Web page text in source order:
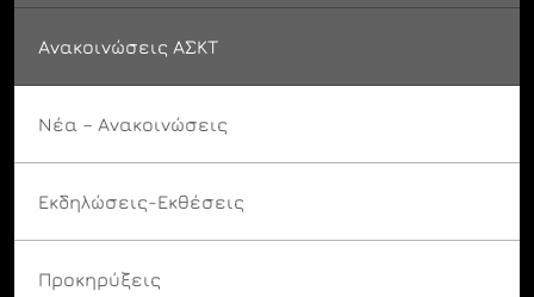
Ανακοινώσεις ΑΣΚΤ
Νέα – Ανακοινώσεις
Εκδηλώσεις-Εκθέσεις
Προκηρύξεις